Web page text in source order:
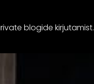
blogide kirjutamist.